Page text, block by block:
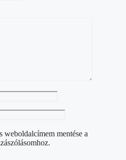
weboldalcímem mentése a